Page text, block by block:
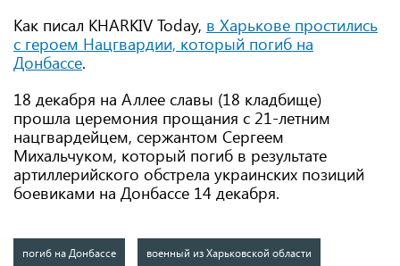
Как писал KHARKIV Today, в Харькове простились
с героем Нацгвардии, который погиб на
Донбассе.
18 декабря на Аллее славы (18 кладбище)
прошла церемония прощания с 21-летним
нацгвардейцем, сержантом Сергеем
Михальчуком, который погиб в результате
артиллерийского обстрела украинских позиций
боевиками на Донбассе 14 декабря.
погиб на Донбассе военный из Харьковской области